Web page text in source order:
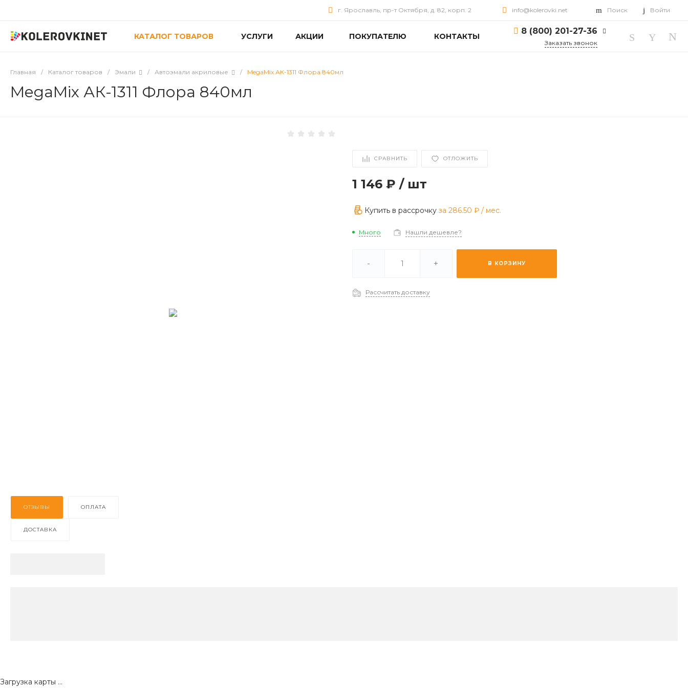
г. Ярославль, пр-т Октября, д. 82, корп. 2 info@kolerovki.net Поиск Войти
КАТАЛОГ ТОВАРОВ УСЛУГИ АКЦИИ ПОКУПАТЕЛЮ КОНТАКТЫ
8 (800) 201-27-36
Заказать звонок
Главная / Каталог товаров / Эмали / Автоэмали акриловые / MegaMix АК-1311 Флора 840мл
MegaMix АК-1311 Флора 840мл
СРАВНИТЬ ОТЛОЖИТЬ
1 146 ₽ / шт
Купить в рассрочку за 286.50 ₽ / мес.
Много Нашли дешевле?
- + В КОРЗИНУ
Рассчитать доставку
ОТЗЫВЫ ОПЛАТА
ДОСТАВКА
Загрузка карты ...